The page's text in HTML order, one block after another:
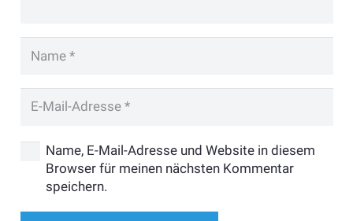
Name, E-Mail-Adresse und Website in diesem
Browser für meinen nächsten Kommentar
speichern.